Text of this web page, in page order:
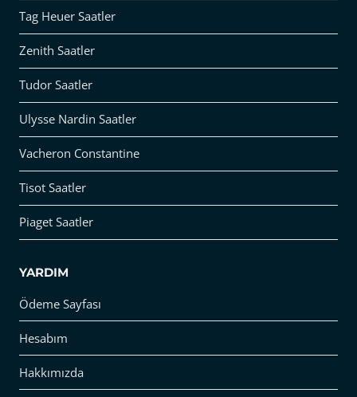
Tag Heuer Saatler
Zenith Saatler
Tudor Saatler
Ulysse Nardin Saatler
Vacheron Constantine
Tisot Saatler
Piaget Saatler
YARDIM
Ödeme Sayfası
Hesabım
Hakkımızda